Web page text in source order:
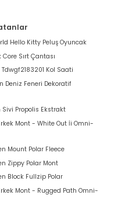
Hello Kitty Peluş Oyuncak
Sırt Çantası
Kol Saati
Deniz Feneri Dekoratif
Sivi Propolis Ekstrakt
Mont - White Out İi Omni-
Mount Polar Fleece
Zippy Polar Mont
Block Fullzip Polar
Mont - Rugged Path Omni-